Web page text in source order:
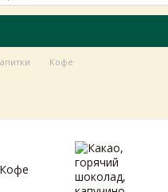
Кофе